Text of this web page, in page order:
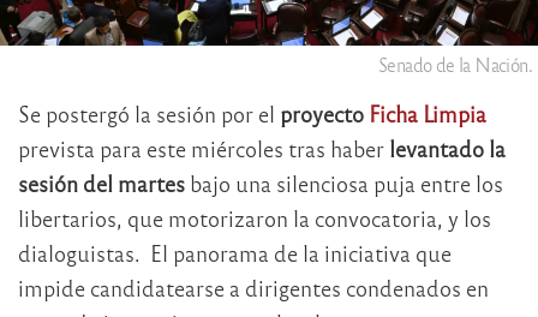
Senado de la Nación.
Se postergó la sesión por el proyecto Ficha Limpia
prevista para este miércoles tras haber levantado la
sesión del martes bajo una silenciosa puja entre los
libertarios, que motorizaron la convocatoria, y los
dialoguistas. El panorama de la iniciativa que
impide candidatearse a dirigentes condenados en